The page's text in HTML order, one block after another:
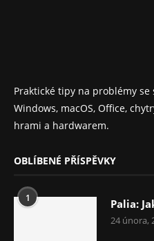
Praktické tipy na problémy se
Windows, macOS, Office,
hrami a hardwarem.
OBLÍBENÉ PŘÍSPĚVKY
1 Palia:
24 února,